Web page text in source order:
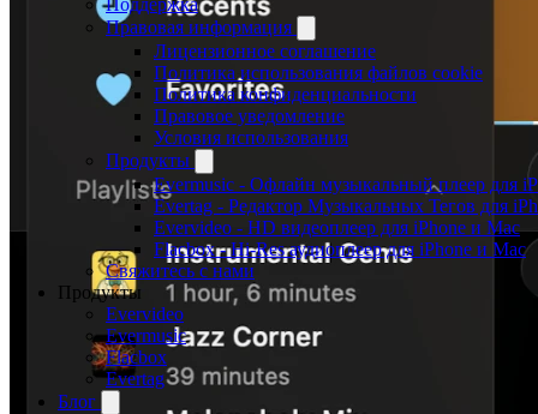
Поддержка
Правовая информация
Лицензионное соглашение
Политика использования файлов cookie
Политика конфиденциальности
Правовое уведомление
Условия использования
Продукты
Evermusic - Офлайн музыкальный плеер для
Evertag - Редактор Музыкальных Тегов для
Evervideo - HD видеоплеер для iPhone и Mac
Flacbox - Hi-Res аудиоплеер для iPhone и Mac
Свяжитесь с нами
Продукты
Evervideo
Evermusic
Flacbox
Evertag
Блог